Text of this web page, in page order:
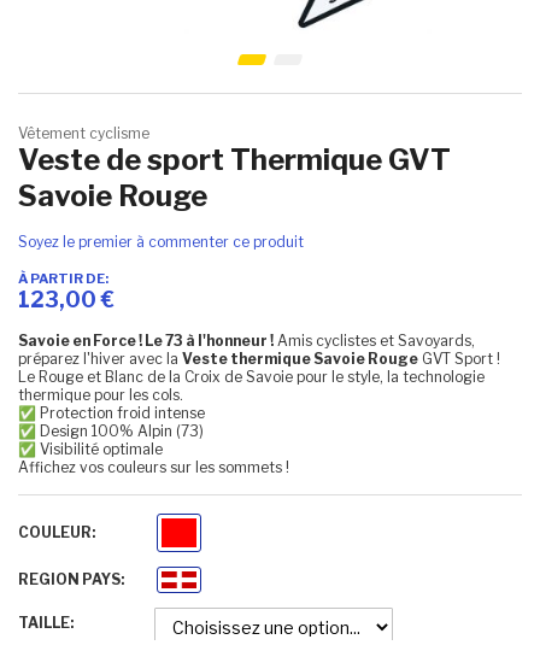
Skip to the beginning of the images gallery
Vêtement cyclisme
Veste de sport Thermique GVT
Savoie Rouge
Soyez le premier à commenter ce produit
À PARTIR DE
123,00 €
Savoie en Force ! Le 73 à l'honneur ! Amis cyclistes et Savoyards,
préparez l'hiver avec la Veste thermique Savoie Rouge GVT Sport !
Le Rouge et Blanc de la Croix de Savoie pour le style, la technologie
thermique pour les cols.
✅ Protection froid intense
✅ Design 100% Alpin (73)
✅ Visibilité optimale
Affichez vos couleurs sur les sommets !
COULEUR
Rouge
REGION PAYS
Savoie
TAILLE